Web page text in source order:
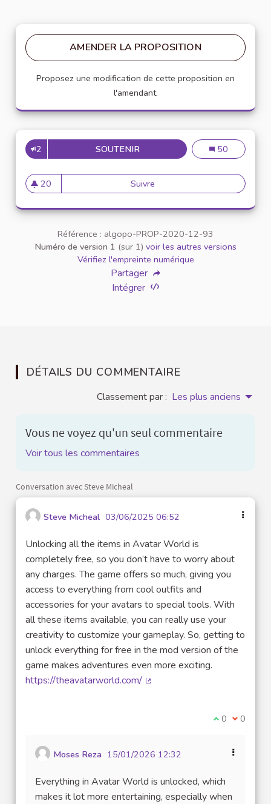
AMENDER LA PROPOSITION
Proposez une modification de cette proposition en
l'amendant.
2 SOUTENIRAJOUTER LA NOTION
Ajouter la
50
20
20 abonnés
Suivre Ajouter la notion d'équité
Référence : algopo-PROP-2020-12-93
Numéro de version 1 (sur 1) voir les autres versions
Vérifiez l'empreinte numérique
Partager
Intégrer
DÉTAILS DU COMMENTAIRE
Classement par : Les plus anciens
Vous ne voyez qu'un seul commentaire
Voir tous les commentaires
Conversation avec Steve Micheal
Steve Micheal 03/06/2025 06:52
Unlocking all the items in Avatar World is
completely free, so you don’t have to worry about
any charges. The game offers so much, giving you
access to everything from cool outfits and
accessories for your avatars to special tools. With
all these items available, you can really use your
creativity to customize your gameplay. So, getting to
unlock everything for free in the mod version of the
game makes adventures even more exciting.
https://theavatarworld.com/
Je suis
0 Je ne
0
Moses Reza 15/01/2026 12:32
Everything in Avatar World is unlocked, which
makes it lot more entertaining, especially when